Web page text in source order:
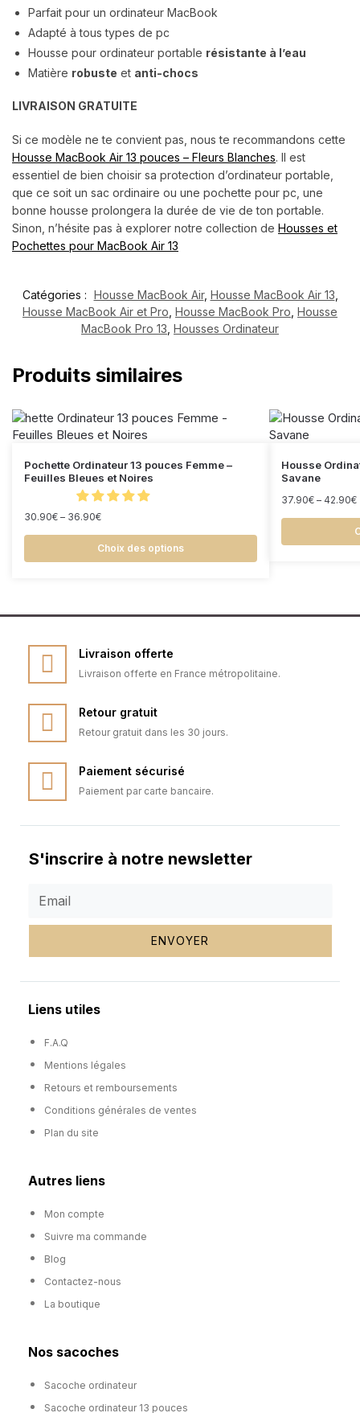
Parfait pour un ordinateur MacBook
Adapté à tous types de pc
Housse pour ordinateur portable résistante à l’eau
Matière robuste et anti-chocs
LIVRAISON GRATUITE
Si ce modèle ne te convient pas, nous te recommandons cette
Housse MacBook Air 13 pouces – Fleurs Blanches. Il est
essentiel de bien choisir sa protection d’ordinateur portable,
que ce soit un sac ordinaire ou une pochette pour pc, une
bonne housse prolongera la durée de vie de ton portable.
Sinon, n’hésite pas à explorer notre collection de Housses et
Pochettes pour MacBook Air 13
Catégories : Housse MacBook Air, Housse MacBook Air 13
Housse MacBook Air et Pro Housse MacBook Pro Housse
MacBook Pro 13 Housses Ordinateur
Produits similaires
Pochette Ordinateur 13 pouces Femme –
Feuilles Bleues et Noires
30.90€ – 36.90€
Choix des options
Housse
Savane
37.90€ – 42.90€
Livraison offerte
Livraison offerte en France métropolitaine.
Retour gratuit
Retour gratuit dans les 30 jours.
Paiement sécurisé
Paiement par carte bancaire.
S'inscrire à notre newsletter
ENVOYER
Liens utiles
F.A.Q
Mentions légales
Retours et remboursements
Conditions générales de ventes
Plan du site
Autres liens
Mon compte
Suivre ma commande
Blog
Contactez-nous
La boutique
Nos sacoches
Sacoche ordinateur
Sacoche ordinateur 13 pouces